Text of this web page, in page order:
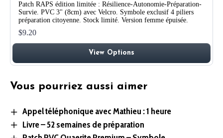
Patch RAPS édition limitée : Résilience-Autonomie-Préparation-
Survie. PVC 3" (8cm) avec Velcro. Symbole exclusif 4 piliers
préparation citoyenne. Stock limité. Version femme épuisée.
$9.20
View Options
Vous pourriez aussi aimer
Appel téléphonique avec Mathieu : 1 heure
Livre – 52 semaines de préparation